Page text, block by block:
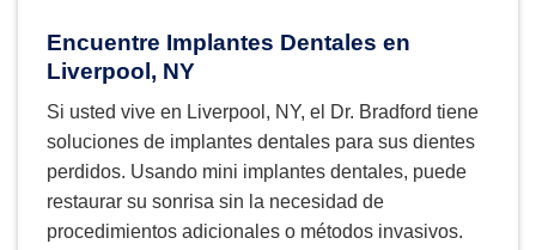
Encuentre Implantes Dentales en
Liverpool, NY
Si usted vive en Liverpool, NY, el Dr. Bradford tiene
soluciones de implantes dentales para sus dientes
perdidos. Usando mini implantes dentales, puede
restaurar su sonrisa sin la necesidad de
procedimientos adicionales o métodos invasivos.